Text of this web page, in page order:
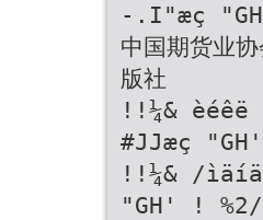
-.I"æç
中国期货业
版社
!!¼&
#JJæç
!!¼& /
"GH' ! %2/